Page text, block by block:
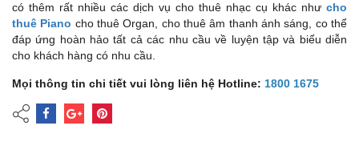
có thêm rất nhiều các dịch vụ cho thuê nhạc cụ khác như cho
thuê Piano cho thuê Organ, cho thuê âm thanh ánh sáng, co thể
đáp ứng hoàn hảo tất cả các nhu cầu về luyện tập và biểu diễn
cho khách hàng có nhu cầu.
Mọi thông tin chi tiết vui lòng liên hệ Hotline: 1800 1675